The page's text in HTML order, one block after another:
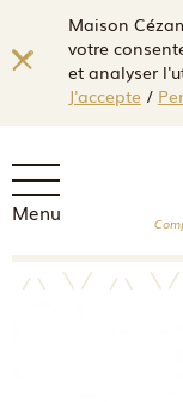
Maison
votre
et analyser
J'accepte/
Menu